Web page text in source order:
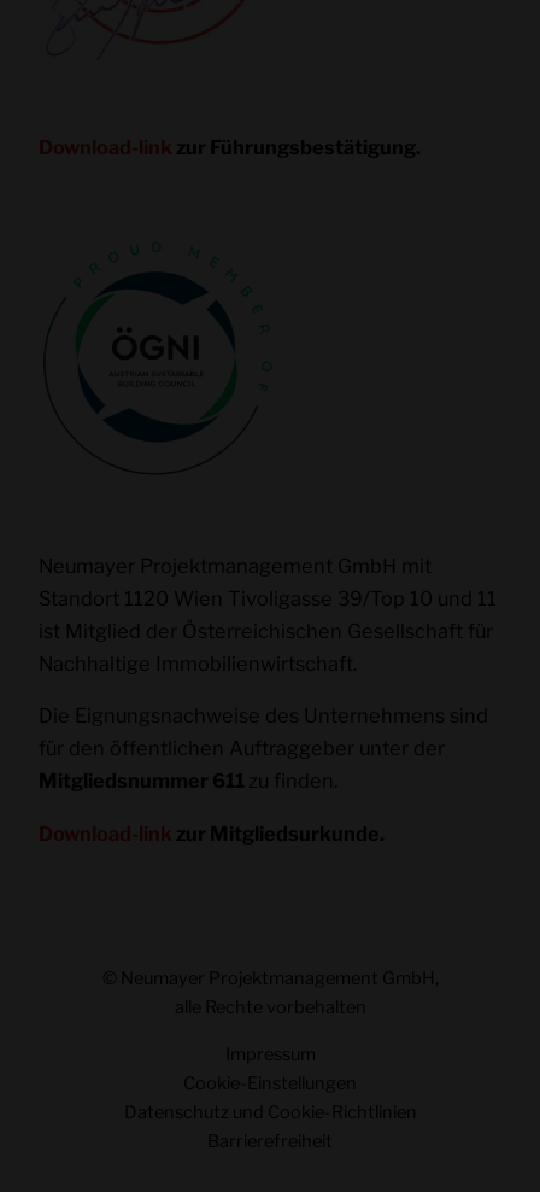
Download-link zur Führungsbestätigung.
Neumayer Projektmanagement GmbH mit
Standort 1120 Wien Tivoligasse 39/Top 10 und 11
ist Mitglied der Österreichischen Gesellschaft für
Nachhaltige Immobilienwirtschaft.
Die Eignungsnachweise des Unternehmens sind
für den öffentlichen Auftraggeber unter der
Mitgliedsnummer 611 zu finden.
Download-link zur Mitgliedsurkunde.
© Neumayer Projektmanagement GmbH,
alle Rechte vorbehalten
Impressum
Cookie-Einstellungen
Datenschutz und Cookie-Richtlinien
Barrierefreiheit